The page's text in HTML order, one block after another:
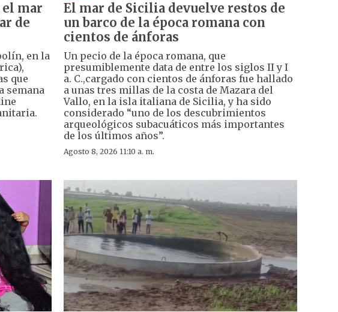
el mar
de
en la
que
semana
El mar de Sicilia devuelve restos de
un barco de la época romana con
cientos de ánforas
Un pecio de la época romana, que
presumiblemente data de entre los siglos II y I
a. C.,cargado con cientos de ánforas fue hallado
a unas tres millas de la costa de Mazara del
Vallo, en la isla italiana de Sicilia, y ha sido
considerado “uno de los descubrimientos
arqueológicos subacuáticos más importantes
de los últimos años”.
Agosto 8, 2026 11:10 a. m.